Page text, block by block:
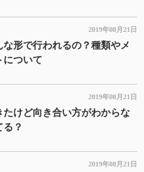
2019年08月21日
形で行われるの？種類やメ
について
2019年08月21日
けど向き合い方がわからな
る？
2019年08月21日